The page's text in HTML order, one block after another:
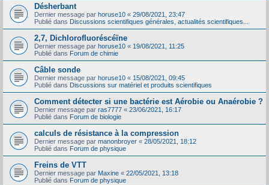
Désherbant
Dernier message par horuse10 « 29/08/2021, 23:47
Publié dans Discussions scientifiques générales, actualités scientifiques...
2,7, Dichlorofluoréscéïne
Dernier message par horuse10 « 19/08/2021, 11:25
Publié dans Forum de chimie
Câble sonde
Dernier message par horuse10 « 15/08/2021, 09:45
Publié dans Discussions sur matériel et produits scientifiques
Comment détecter si une bactérie est Aérobie ou Anaérobie ?
Dernier message par ras7777 « 23/06/2021, 16:17
Publié dans Forum de biologie
calculs de résistance à la compression
Dernier message par manonbroyer « 28/05/2021, 18:12
Publié dans Forum de physique
Freins de VTT
Dernier message par Maxine « 22/05/2021, 13:18
Publié dans Forum de physique